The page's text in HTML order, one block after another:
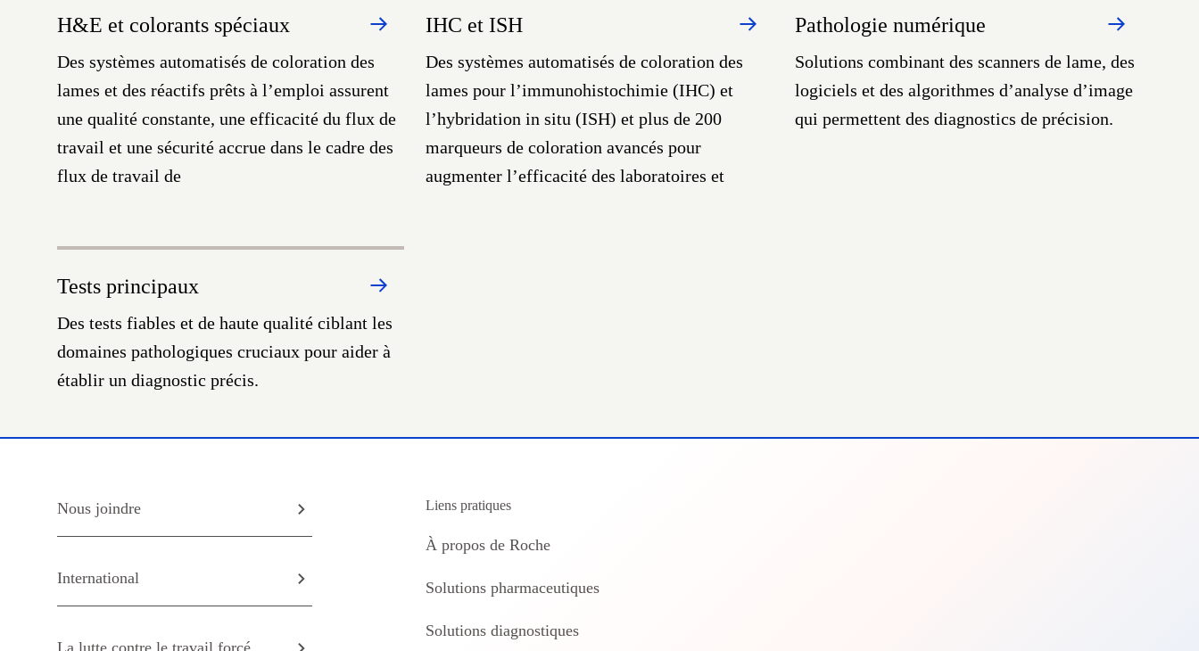
H&E et colorants spéciaux
Des systèmes automatisés de coloration des
lames et des réactifs prêts à l’emploi assurent
une qualité constante, une efficacité du flux de
travail et une sécurité accrue dans le cadre des
flux de travail de
IHC et ISH
Des systèmes automatisés de coloration des
lames pour l’immunohistochimie (IHC) et
l’hybridation in situ (ISH) et plus de 200
marqueurs de coloration avancés pour
augmenter l’efficacité des laboratoires et
Pathologie numérique
Solutions combinant des scanners de lame, des
logiciels et des algorithmes d’analyse d’image
qui permettent des diagnostics de précision.
Tests principaux
Des tests fiables et de haute qualité ciblant les
domaines pathologiques cruciaux pour aider à
établir un diagnostic précis.
Nous joindre
International
La lutte contre le travail forcé
Liens pratiques
À propos de Roche
Solutions pharmaceutiques
Solutions diagnostiques